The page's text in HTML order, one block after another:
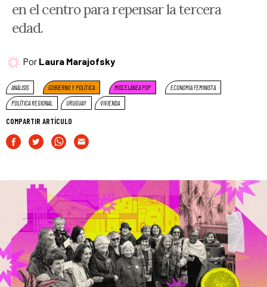
en el centro para repensar la tercera
edad.
Por Laura Marajofsky
ANÁLISIS GOBIERNO Y POLÍTICA MISCELÁNEA POP
ECONOMÍA FEMINISTA
POLÍTICA REGIONAL
URUGUAY VIVIENDA
COMPARTIR ARTÍCULO